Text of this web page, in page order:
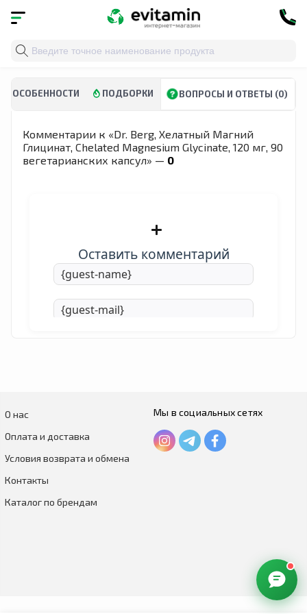
Главная Витамины и минералы
ОСОБЕННОСТИ ПОДБОРКИ ВОПРОСЫ И ОТВЕТЫ (0)
Комментарии к «Dr. Berg, Хелатный Магний
Глицинат, Chelated Magnesium Glycinate, 120 мг, 90
вегетарианских капсул» — 0
Оставить комментарий
[image-upload]
Прикрепить изображения
[allow-comments-subscribe]
О нас
Оплата и доставка
Условия возврата и обмена
Контакты
Каталог по брендам
Мы в социальных сетях